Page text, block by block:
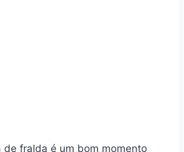
de fralda é um bom momento